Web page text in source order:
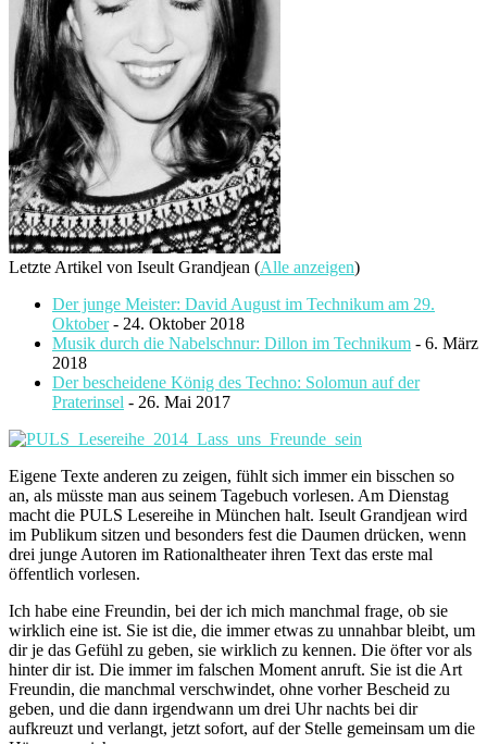
Letzte Artikel von Iseult Grandjean (Alle anzeigen)
Der junge Meister: David August im Technikum am 29.
Oktober- 24. Oktober 2018
Musik durch die Nabelschnur: Dillon im Technikum - 6. März
2018
Der bescheidene König des Techno: Solomun auf der
Praterinsel - 26. Mai 2017
Eigene Texte anderen zu zeigen, fühlt sich immer ein bisschen so
an, als müsste man aus seinem Tagebuch vorlesen. Am Dienstag
macht die PULS Lesereihe in München halt. Iseult Grandjean wird
im Publikum sitzen und besonders fest die Daumen drücken, wenn
drei junge Autoren im Rationaltheater ihren Text das erste mal
öffentlich vorlesen.
Ich habe eine Freundin, bei der ich mich manchmal frage, ob sie
wirklich eine ist. Sie ist die, die immer etwas zu unnahbar bleibt, um
dir je das Gefühl zu geben, sie wirklich zu kennen. Die öfter vor als
hinter dir ist. Die immer im falschen Moment anruft. Sie ist die Art
Freundin, die manchmal verschwindet, ohne vorher Bescheid zu
geben, und die dann irgendwann um drei Uhr nachts bei dir
aufkreuzt und verlangt, jetzt sofort, auf der Stelle gemeinsam um die